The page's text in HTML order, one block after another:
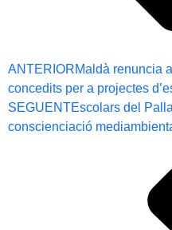
ANTERIORMaldà renuncia
concedits per a projectes
SEGUENTEscolars del
conscienciació